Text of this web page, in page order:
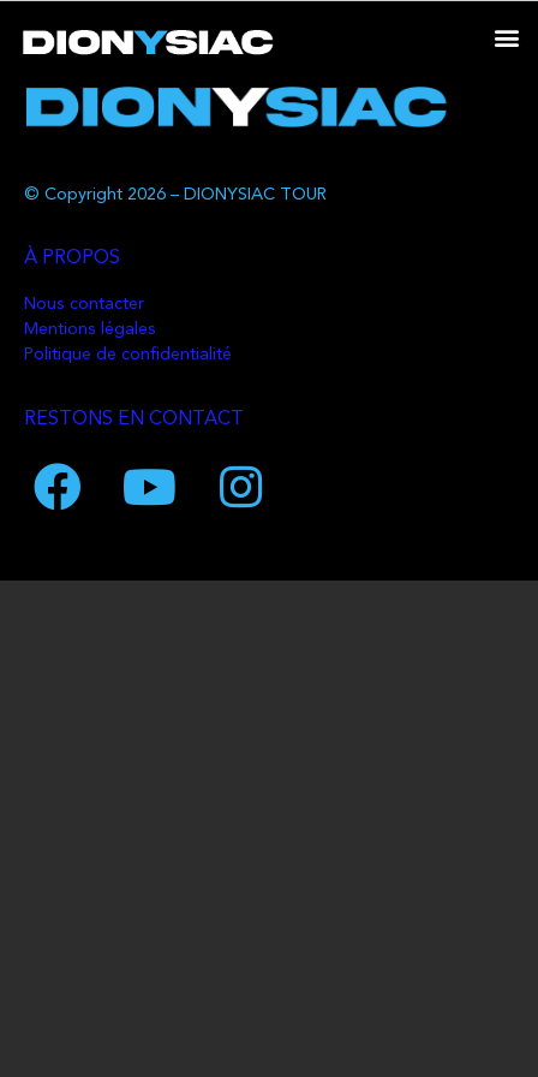
© Copyright 2026 – DIONYSIAC TOUR
À PROPOS
Nous contacter
Mentions légales
Politique de confidentialité
RESTONS EN CONTACT